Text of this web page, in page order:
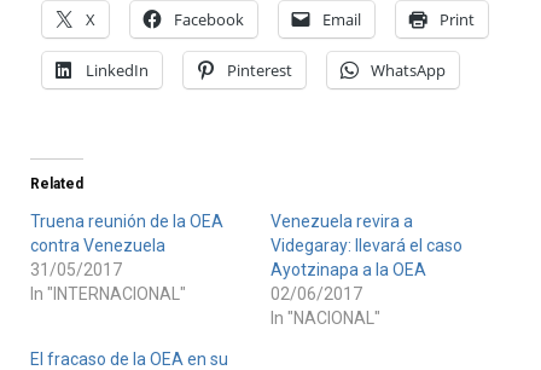
X Facebook Email Print
LinkedIn Pinterest WhatsApp
Related
Truena reunión de la OEA
contra Venezuela
31/05/2017
In "INTERNACIONAL"
Venezuela revira a
Videgaray: llevará el caso
Ayotzinapa a la OEA
02/06/2017
In "NACIONAL"
El fracaso de la OEA en su